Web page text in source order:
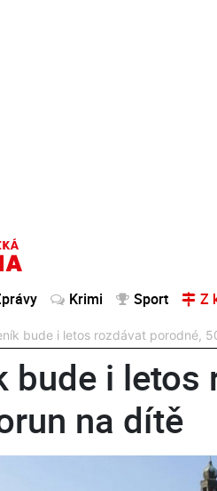
Krimi Sport Z
bude i letos rozdávat porodné,
bude i letos
na dítě